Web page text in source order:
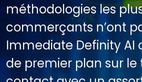
méthodologies les
commerçants n’ont
Immediate Definity
de premier plan sur le